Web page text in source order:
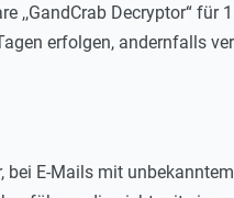
,,GandCrab Decryptor“
erfolgen, andernfalls
bei E-Mails mit